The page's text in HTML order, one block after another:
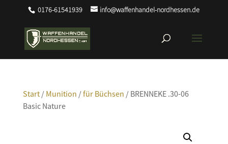
0176-61541939 info@waffenhandel-nordhessen.de
Start/ Munition /für Büchsen / BRENNEKE .30-06
Basic Nature